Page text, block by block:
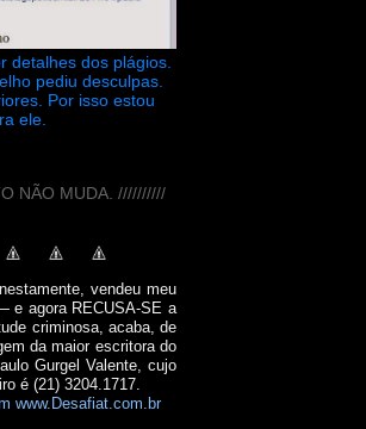
detalhes dos plágios.
pediu desculpas.
Por isso estou
ele.
NÃO MUDA. //////////
vendeu meu
e agora RECUSA-SE a
criminosa, acaba, de
da maior escritora do
Gurgel Valente, cujo
é (21) 3204.1717.
www.Desafiat.com.br